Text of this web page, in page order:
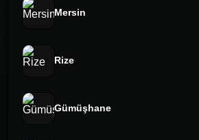
Mersin
Rize
Gümüşhane